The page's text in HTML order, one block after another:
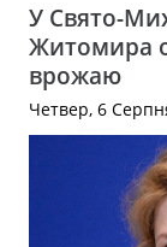
У Свято-
Житомира
врожаю
Четвер, 6